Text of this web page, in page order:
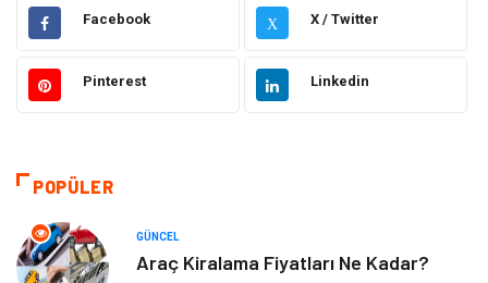
Elektrik & Elektronik Gıda
Güzellik & Bakım Otomotiv
Tatil
Bilgisayar & Yazılım Genel Kültür
Facebook X X / Twitter
Pinterest Linkedin
POPÜLER
GÜNCEL
Araç Kiralama Fiyatları Ne Kadar?